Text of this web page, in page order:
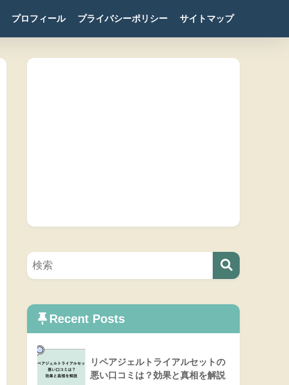
プロフィール プライバシーポリシー サイトマップ
Recent Posts
リペアジェルトライアルセットの
悪い口コミは？効果と真相を解説